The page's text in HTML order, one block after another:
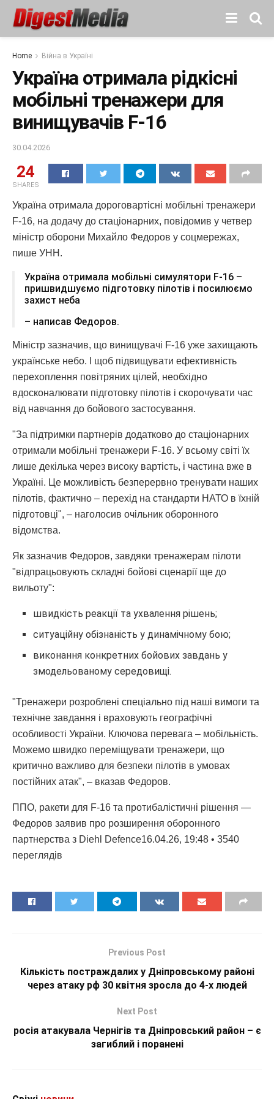
Home Війна в Україні
Україна отримала рідкісні
мобільні тренажери для
винищувачів F-16
30.04.2026
24
SHARES
Україна отримала дороговартісні мобільні тренажери
F-16, на додачу до стаціонарних, повідомив у четвер
міністр оборони Михайло Федоров у соцмережах,
пише УНН.
Україна отримала мобільні симулятори F-16 –
пришвидшуємо підготовку пілотів і посилюємо
захист неба
– написав Федоров.
Міністр зазначив, що винищувачі F-16 уже захищають
українське небо. І щоб підвищувати ефективність
перехоплення повітряних цілей, необхідно
вдосконалювати підготовку пілотів і скорочувати час
від навчання до бойового застосування.
"За підтримки партнерів додатково до стаціонарних
отримали мобільні тренажери F-16. У всьому світі їх
лише декілька через високу вартість, і частина вже в
Україні. Це можливість безперервно тренувати наших
пілотів, фактично – перехід на стандарти НАТО в їхній
підготовці", – наголосив очільник оборонного
відомства.
Як зазначив Федоров, завдяки тренажерам пілоти
"відпрацьовують складні бойові сценарії ще до
вильоту":
швидкість реакції та ухвалення рішень;
ситуаційну обізнаність у динамічному бою;
виконання конкретних бойових завдань у
змодельованому середовищі.
"Тренажери розроблені спеціально під наші вимоги та
технічне завдання і враховують географічні
особливості України. Ключова перевага – мобільність.
Можемо швидко переміщувати тренажери, що
критично важливо для безпеки пілотів в умовах
постійних атак", – вказав Федоров.
ППО, ракети для F-16 та протибалістичні рішення —
Федоров заявив про розширення оборонного
партнерства з Diehl Defence16.04.26, 19:48 • 3540
переглядiв
Previous Post
Кількість постраждалих у Дніпровському районі
через атаку рф 30 квітня зросла до 4-х людей
Next Post
росія атакувала Чернігів та Дніпровський район – є
загиблий і поранені